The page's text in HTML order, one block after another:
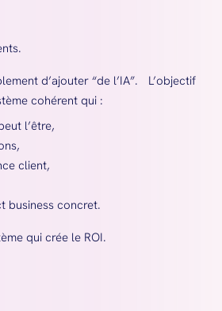
d’ajouter “de l’IA”. L’objectif
cohérent qui :
l’être,
client,
business concret.
qui crée le ROI.